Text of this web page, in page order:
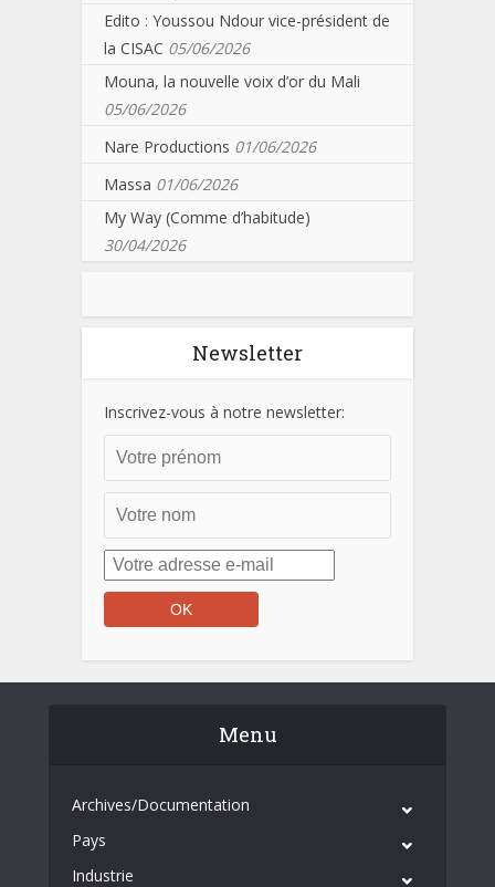
Edito : Youssou Ndour vice-président de
la CISAC 05/06/2026
Mouna, la nouvelle voix d’or du Mali
05/06/2026
Nare Productions 01/06/2026
Massa 01/06/2026
My Way (Comme d’habitude)
30/04/2026
Newsletter
Inscrivez-vous à notre newsletter:
Menu
Archives/Documentation
Pays
Industrie